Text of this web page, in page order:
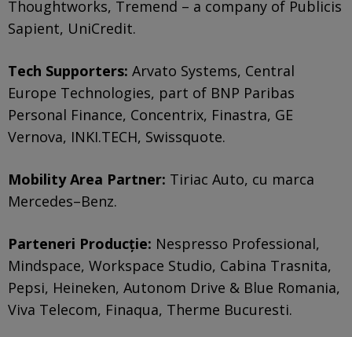
Thoughtworks, Tremend – a company of Publicis
Sapient, UniCredit.
Tech Supporters: Arvato Systems, Central
Europe Technologies, part of BNP Paribas
Personal Finance, Concentrix, Finastra, GE
Vernova, INKI.TECH, Swissquote.
Mobility Area Partner: Tiriac Auto, cu marca
Mercedes–Benz.
Parteneri Producție: Nespresso Professional,
Mindspace, Workspace Studio, Cabina Trasnita,
Pepsi, Heineken, Autonom Drive & Blue Romania,
Viva Telecom, Finaqua, Therme Bucuresti.